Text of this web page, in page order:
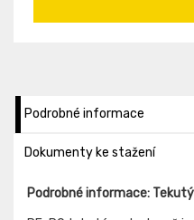
Podrobné informace
Dokumenty ke stažení
Podrobné informace: